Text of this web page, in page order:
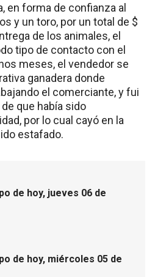
en forma de confianza al
y un toro, por un total de $
de los animales, el
tipo de contacto con el
meses, el vendedor se
ganadera donde
el comerciante, y fui
que había sido
por lo cual cayó en la
estafado.
de hoy, jueves 06 de
de hoy, miércoles 05 de